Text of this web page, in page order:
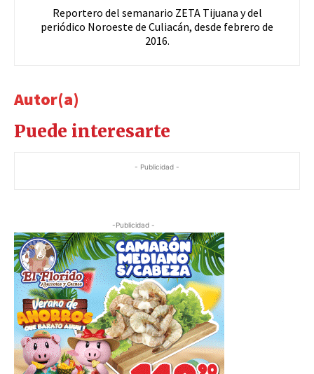
Reportero del semanario ZETA Tijuana y del
periódico Noroeste de Culiacán, desde febrero de
2016.
Autor(a)
Puede interesarte
- Publicidad -
-Publicidad -